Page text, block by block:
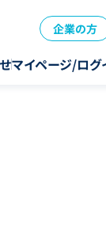
企業の方
マイページ/ログ